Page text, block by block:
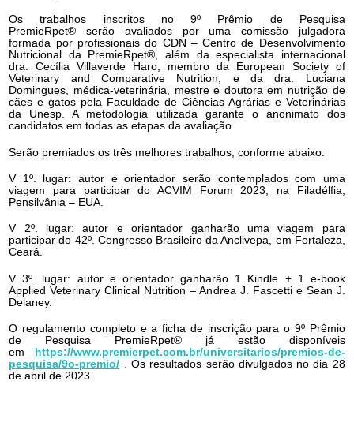
Os trabalhos inscritos no 9º Prêmio de Pesquisa
PremieRpet® serão avaliados por uma comissão julgadora
formada por profissionais do CDN – Centro de Desenvolvimento
Nutricional da PremieRpet®, além da especialista internacional
dra. Cecília Villaverde Haro, membro da European Society of
Veterinary and Comparative Nutrition, e da dra. Luciana
Domingues, médica-veterinária, mestre e doutora em nutrição de
cães e gatos pela Faculdade de Ciências Agrárias e Veterinárias
da Unesp. A metodologia utilizada garante o anonimato dos
candidatos em todas as etapas da avaliação.
Serão premiados os três melhores trabalhos, conforme abaixo:
V 1º. lugar: autor e orientador serão contemplados com uma
viagem para participar do ACVIM Forum 2023, na Filadélfia,
Pensilvânia – EUA.
V 2º. lugar: autor e orientador ganharão uma viagem para
participar do 42º. Congresso Brasileiro da Anclivepa, em Fortaleza,
Ceará.
V 3º. lugar: autor e orientador ganharão 1 Kindle + 1 e-book
Applied Veterinary Clinical Nutrition – Andrea J. Fascetti e Sean J.
Delaney.
O regulamento completo e a ficha de inscrição para o 9º Prêmio
de Pesquisa PremieRpet® já estão disponíveis
em
https://www.premierpet.com.br/universitarios/premios-de-
pesquisa/9o-premio/ . Os resultados serão divulgados no dia 28
de abril de 2023.